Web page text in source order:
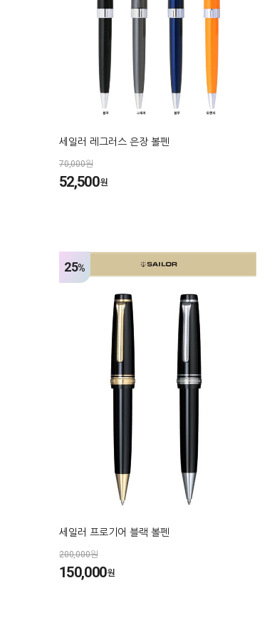
세일러 레그러스 은장 볼펜
70,000원
52,500원
25%
세일러 프로기어 블랙 볼펜
200,000원
150,000원